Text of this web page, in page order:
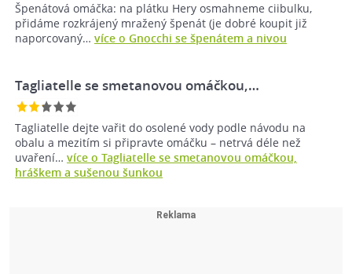
Špenátová omáčka: na plátku Hery osmahneme ciibulku,
přidáme rozkrájený mražený špenát (je dobré koupit již
naporcovaný… více o Gnocchi se špenátem a nivou
Tagliatelle se smetanovou omáčkou,…
Tagliatelle dejte vařit do osolené vody podle návodu na
obalu a mezitím si připravte omáčku – netrvá déle než
uvaření… více o Tagliatelle se smetanovou omáčkou,
hráškem a sušenou šunkou